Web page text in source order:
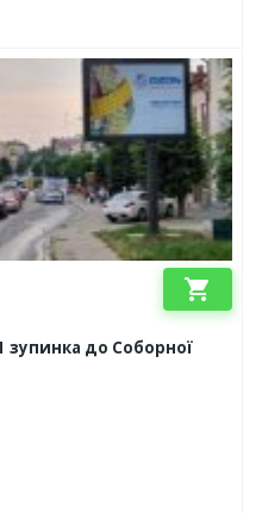
shopping_cart
зупинка до Соборної